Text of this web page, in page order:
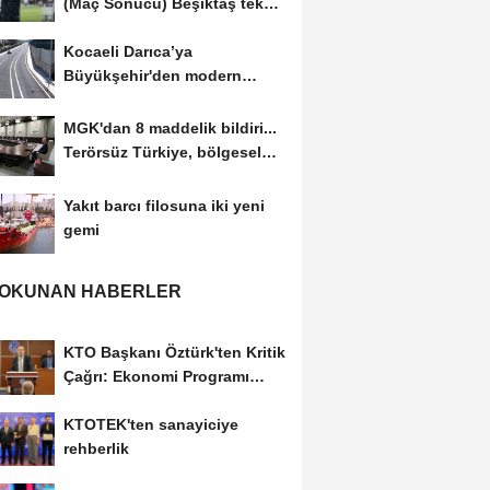
Kocaeli Darıca’ya
Büyükşehir'den modern
MGK'dan 8 maddelik bildiri...
Terörsüz Türkiye, bölgesel
Yakıt barcı filosuna iki yeni
gemi
HABERLER
KTO Başkanı Öztürk'ten Kritik
Çağrı: Ekonomi Programı
KTOTEK'ten sanayiciye
rehberlik